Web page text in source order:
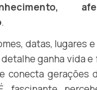
.
datas, lugares
ganha vida e
conecta gerações